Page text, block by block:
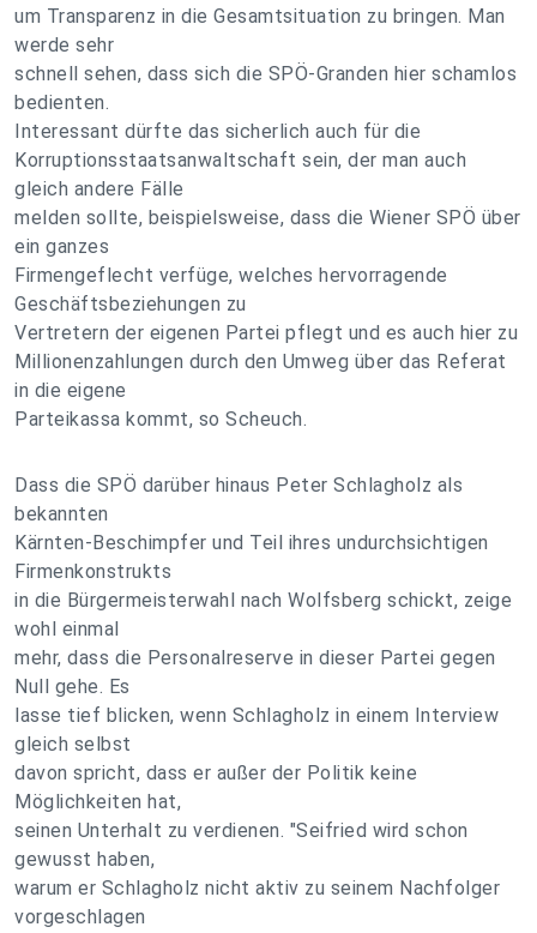
um Transparenz in die Gesamtsituation zu bringen. Man
werde sehr
schnell sehen, dass sich die SPÖ-Granden hier schamlos
bedienten.
Interessant dürfte das sicherlich auch für die
Korruptionsstaatsanwaltschaft sein, der man auch
gleich andere Fälle
melden sollte, beispielsweise, dass die Wiener SPÖ über
ein ganzes
Firmengeflecht verfüge, welches hervorragende
Geschäftsbeziehungen zu
Vertretern der eigenen Partei pflegt und es auch hier zu
Millionenzahlungen durch den Umweg über das Referat
in die eigene
Parteikassa kommt, so Scheuch.
Dass die SPÖ darüber hinaus Peter Schlagholz als
bekannten
Kärnten-Beschimpfer und Teil ihres undurchsichtigen
Firmenkonstrukts
in die Bürgermeisterwahl nach Wolfsberg schickt, zeige
wohl einmal
mehr, dass die Personalreserve in dieser Partei gegen
Null gehe. Es
lasse tief blicken, wenn Schlagholz in einem Interview
gleich selbst
davon spricht, dass er außer der Politik keine
Möglichkeiten hat,
seinen Unterhalt zu verdienen. "Seifried wird schon
gewusst haben,
warum er Schlagholz nicht aktiv zu seinem Nachfolger
vorgeschlagen